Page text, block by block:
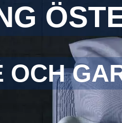
OCH